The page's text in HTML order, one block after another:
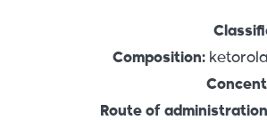
Composition:
Route of